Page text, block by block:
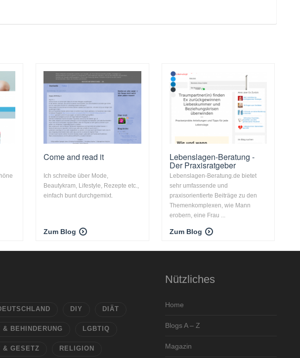
Come and read it
Ich schreibe über Mode,
Beautykram, Lifestyle, Rezepte etc.,
einfach bunt durchgemixt.
Zum Blog
Lebenslagen-Beratung -
Der Praxisratgeber
Lebenslagen-Beratung.de bietet
sehr umfassende und
praxisorientierte Beiträge zu den
Themenkomplexen, wie Mann
erobern, eine Frau ...
Zum Blog
DIY DIÄT
& BEHINDERUNG LGBTIQ
& GESETZ RELIGION
Nützliches
Home
Blogs A – Z
Magazin